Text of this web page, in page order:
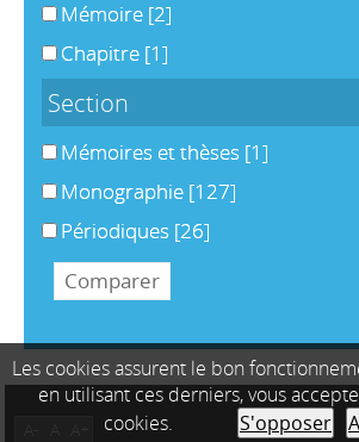
Mémoire [2]
Chapitre [1]
Section
Mémoires et thèses [1]
Monographie [127]
Périodiques [26]
Les cookies assurent le bon
en utilisant ces derniers, vous
cookies.
S'opposer